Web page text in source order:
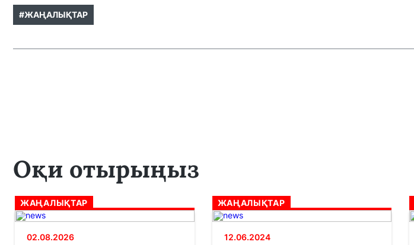
#ЖАҢАЛЫҚТАР
Оқи отырыңыз
ЖАҢАЛЫҚТАР
02.08.2026
ЖАҢАЛЫҚТАР
12.06.2024